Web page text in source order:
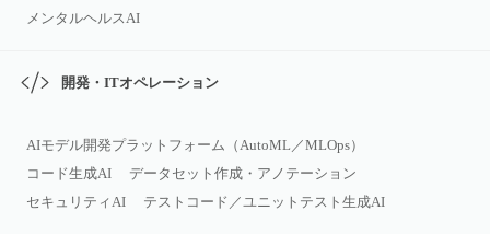
メンタルヘルスAI
開発・ITオペレーション
AIモデル開発プラットフォーム（AutoML／MLOps）
コード生成AI
データセット作成・アノテーション
セキュリティAI
テストコード／ユニットテスト生成AI